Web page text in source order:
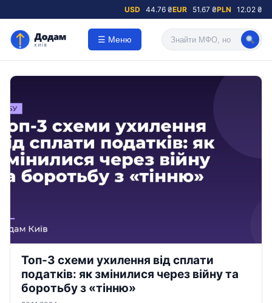
USD 44.76 ₴EUR 51.67 ₴PLN 12.02 ₴
☰ Меню
Топ-3 схеми ухилення від сплати
податків: як змінилися через війну та
боротьбу з «тінню»